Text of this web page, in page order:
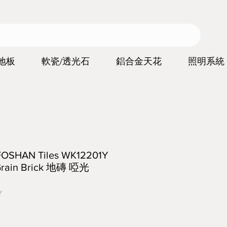
板 軟瓷/透光石 鋁合金天花 照明系統
Tiles WK12201Y
Brick 地磚 啞光